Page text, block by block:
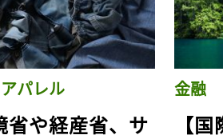
パレル
省や経産省、サ
金融
【